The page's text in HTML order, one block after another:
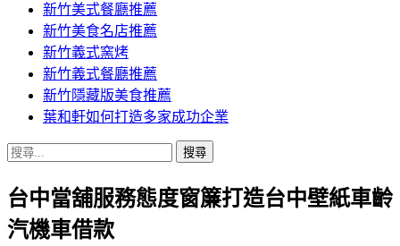
新竹美式餐廳推薦
新竹美食名店推薦
新竹義式窯烤
新竹義式餐廳推薦
新竹隱藏版美食推薦
葉和軒如何打造多家成功企業
搜
關
鍵
字:
台中當舖服務態度窗簾打造台中壁紙車齡
汽機車借款